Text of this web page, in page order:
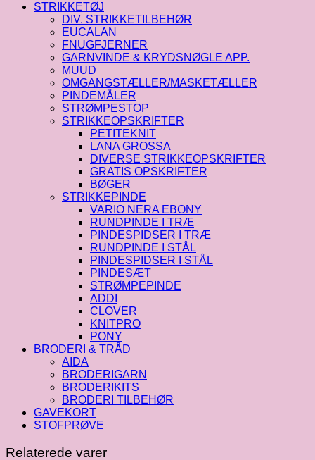
STRIKKETØJ
DIV. STRIKKETILBEHØR
EUCALAN
FNUGFJERNER
GARNVINDE & KRYDSNØGLE APP.
MUUD
OMGANGSTÆLLER/MASKETÆLLER
PINDEMÅLER
STRØMPESTOP
STRIKKEOPSKRIFTER
PETITEKNIT
LANA GROSSA
DIVERSE STRIKKEOPSKRIFTER
GRATIS OPSKRIFTER
BØGER
STRIKKEPINDE
VARIO NERA EBONY
RUNDPINDE I TRÆ
PINDESPIDSER I TRÆ
RUNDPINDE I STÅL
PINDESPIDSER I STÅL
PINDESÆT
STRØMPEPINDE
ADDI
CLOVER
KNITPRO
PONY
BRODERI & TRÅD
AIDA
BRODERIGARN
BRODERIKITS
BRODERI TILBEHØR
GAVEKORT
STOFPRØVE
Relaterede varer